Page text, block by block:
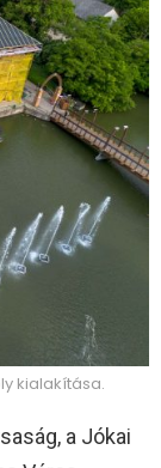
kialakítása.
a Jókai